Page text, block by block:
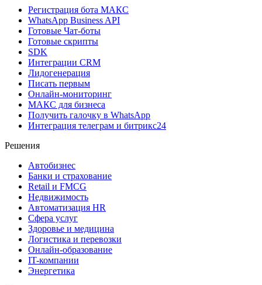
Регистрация бота MAКС
WhatsApp Business API
Готовые Чат-боты
Готовые скрипты
SDK
Интеграции CRM
Лидогенерация
Писать первым
Онлайн-мониторинг
MAКС для бизнеса
Получить галочку в WhatsApp
Интеграция телеграм и битрикс24
Решения
Автобизнес
Банки и страхование
Retail и FMCG
Недвижимость
Автоматизация HR
Сфера услуг
Здоровье и медицина
Логистика и перевозки
Онлайн-образование
IT-компании
Энергетика